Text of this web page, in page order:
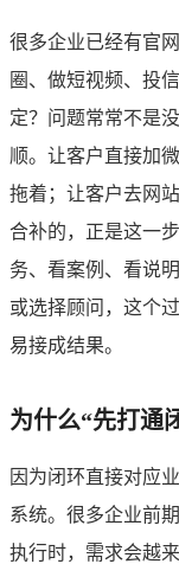
很多企业已经有官
圈、做短视频、投
定？问题常常不是
顺。让客户直接加
拖着；让客户去网
合补的，正是这一
务、看案例、看说
或选择顾问，这个
易接成结果。
为什么“先打通
因为闭环直接对应
系统。很多企业前
执行时，需求会越